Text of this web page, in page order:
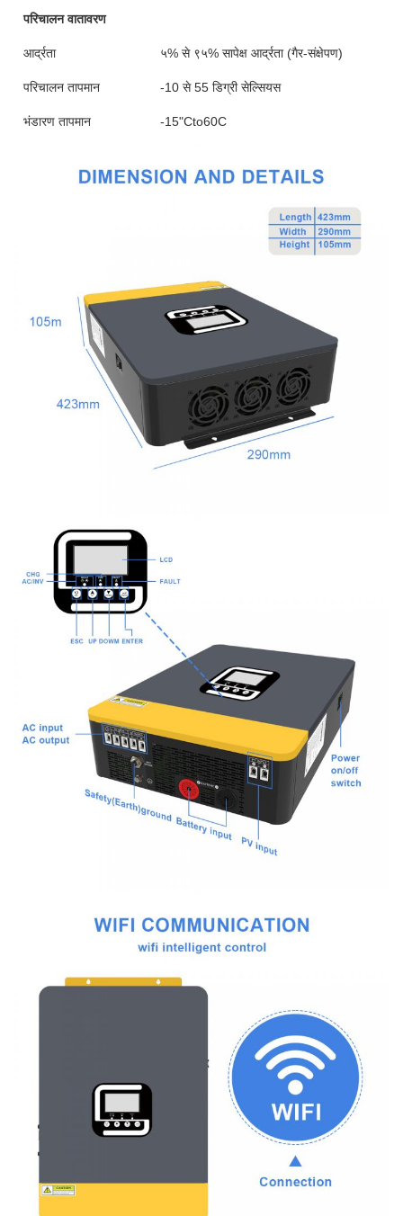
परिचालन वातावरण
आर्द्रता ५% से ९५% सापेक्ष आर्द्रता (गैर-संक्षेपण)
परिचालन तापमान -10 से 55 डिग्री सेल्सियस
भंडारण तापमान -15"Cto60C